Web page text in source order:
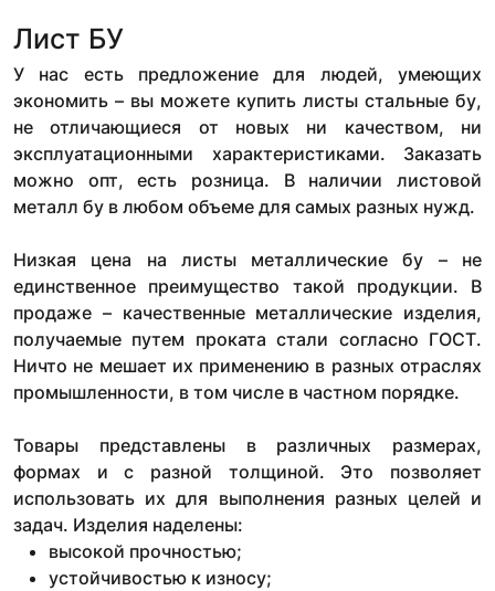
Лист БУ
У нас есть предложение для людей, умеющих
экономить – вы можете купить листы стальные бу,
не отличающиеся от новых ни качеством, ни
эксплуатационными характеристиками. Заказать
можно опт, есть розница. В наличии листовой
металл бу в любом объеме для самых разных нужд.
Низкая цена на листы металлические бу – не
единственное преимущество такой продукции. В
продаже – качественные металлические изделия,
получаемые путем проката стали согласно ГОСТ.
Ничто не мешает их применению в разных отраслях
промышленности, в том числе в частном порядке.
Товары представлены в различных размерах,
формах и с разной толщиной. Это позволяет
использовать их для выполнения разных целей и
задач. Изделия наделены:
высокой прочностью;
устойчивостью к износу;